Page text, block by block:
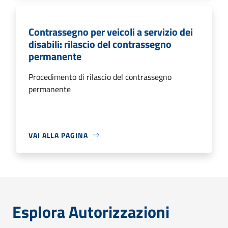
Contrassegno per veicoli a servizio dei
disabili: rilascio del contrassegno
permanente
Procedimento di rilascio del contrassegno
permanente
VAI ALLA PAGINA
Esplora Autorizzazioni